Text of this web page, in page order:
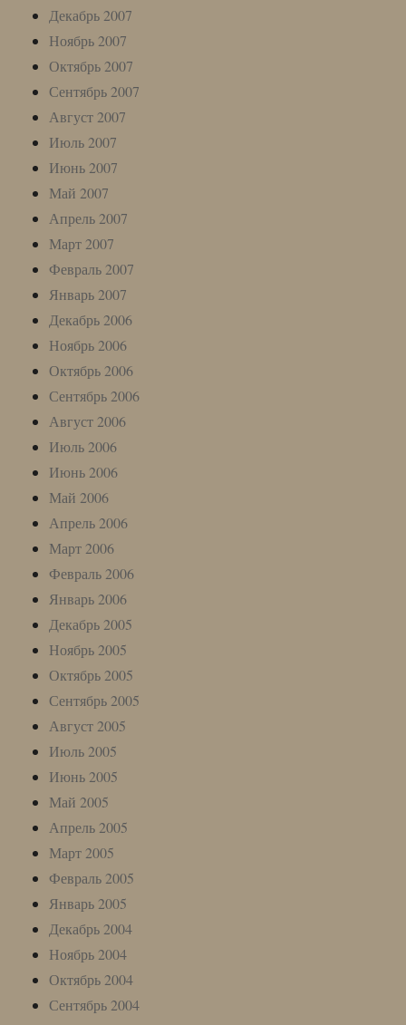
Декабрь 2007
Ноябрь 2007
Октябрь 2007
Сентябрь 2007
Август 2007
Июль 2007
Июнь 2007
Май 2007
Апрель 2007
Март 2007
Февраль 2007
Январь 2007
Декабрь 2006
Ноябрь 2006
Октябрь 2006
Сентябрь 2006
Август 2006
Июль 2006
Июнь 2006
Май 2006
Апрель 2006
Март 2006
Февраль 2006
Январь 2006
Декабрь 2005
Ноябрь 2005
Октябрь 2005
Сентябрь 2005
Август 2005
Июль 2005
Июнь 2005
Май 2005
Апрель 2005
Март 2005
Февраль 2005
Январь 2005
Декабрь 2004
Ноябрь 2004
Октябрь 2004
Сентябрь 2004